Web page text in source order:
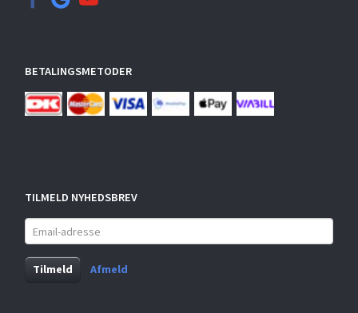
BETALINGSMETODER
TILMELD NYHEDSBREV
Email-
adresse
Tilmeld
Afmeld